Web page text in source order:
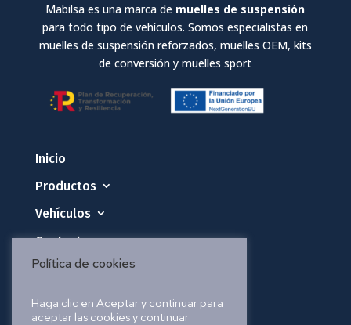
Mabilsa es una marca de muelles de suspensión
para todo tipo de vehículos. Somos especialistas en
muelles de suspensión reforzados, muelles OEM, kits
de conversión y muelles sport
Inicio
Productos
Vehículos
Contacto
Política de cookies
Política de cookies
Haga clic en Aceptar y continuar para
aceptar las cookies y continuar